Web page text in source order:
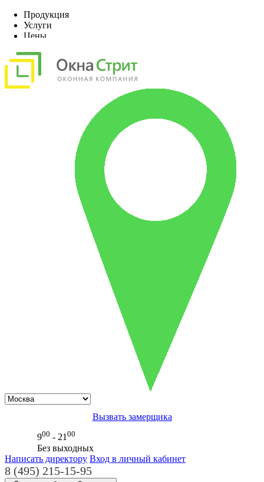
Вызвать замерщика
900 - 2100
Без выходных
Написать директору Вход в личный кабинет
8 (495) 215-15-95
Продукция
Услуги
Цены
О компании
Акции, скидки
Контакты